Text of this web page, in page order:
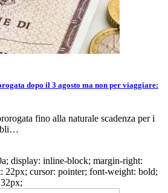
dopo il 3 agosto ma non per viaggiare:
fino alla naturale scadenza per i
display: inline-block; margin-right:
22px; cursor: pointer; font-weight: bold;